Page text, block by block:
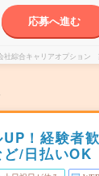
応募へ進む
社綜合キャリアオプション
UP！経験者
/日払いOK